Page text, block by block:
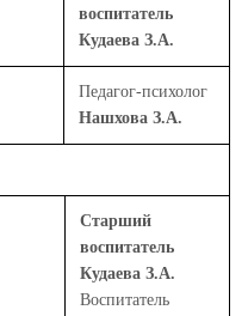
воспитатель
Кудаева З.А.
Педагог-психолог
Нашхова З.А.
Старший
воспитатель
Кудаева З.А.
Воспитатель